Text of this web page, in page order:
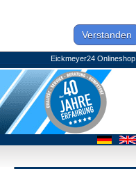
Verstanden
Eickmeyer24 Onlineshop